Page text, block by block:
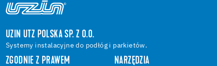
UZIN UTZ POLSKA SP. Z O.O.
Systemy instalacyjne do podłóg i parkietów.
ZGODNIE Z PRAWEM NARZĘDZIA